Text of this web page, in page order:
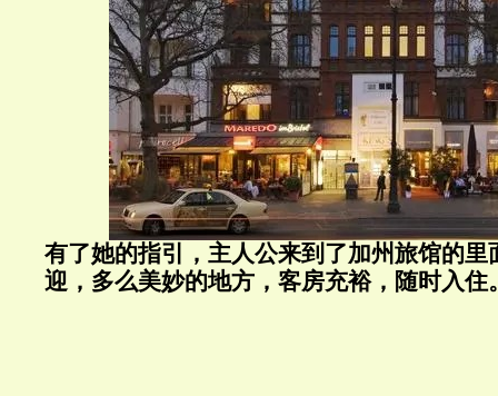
有了她的指引，主人公来到了加州旅馆的里
迎，多么美妙的地方，客房充裕，随时入住